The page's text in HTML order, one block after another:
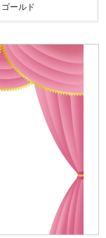
ールド